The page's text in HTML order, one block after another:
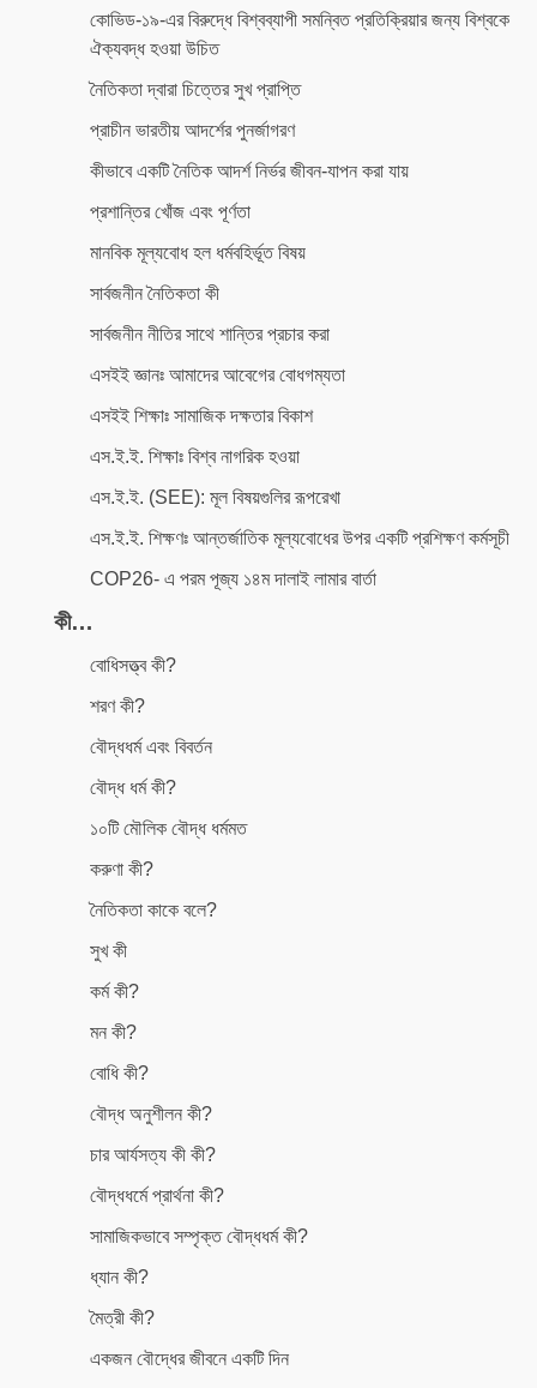
কোভিড-১৯-এর বিরুদ্ধে বিশ্বব্যাপী সমন্বিত প্রতিক্রিয়ার জন্য বিশ্বকে
ঐক্যবদ্ধ হওয়া উচিত
নৈতিকতা দ্বারা চিত্তের সুখ প্রাপ্তি
প্রাচীন ভারতীয় আদর্শের পুনর্জাগরণ
কীভাবে একটি নৈতিক আদর্শ নির্ভর জীবন-যাপন করা যায়
প্রশান্তির খোঁজ এবং পূর্ণতা
মানবিক মূল্যবোধ হল ধর্মবহির্ভূত বিষয়
সার্বজনীন নৈতিকতা কী
সার্বজনীন নীতির সাথে শান্তির প্রচার করা
এসইই জ্ঞানঃ আমাদের আবেগের বোধগম্যতা
এসইই শিক্ষাঃ সামাজিক দক্ষতার বিকাশ
এস.ই.ই. শিক্ষাঃ বিশ্ব নাগরিক হওয়া
এস.ই.ই. (SEE): মূল বিষয়গুলির রূপরেখা
এস.ই.ই. শিক্ষণঃ আন্তর্জাতিক মূল্যবোধের উপর একটি প্রশিক্ষণ কর্মসূচী
COP26- এ পরম পূজ্য ১৪ম দালাই লামার বার্তা
কী…
বোধিসত্ত্ব কী?
শরণ কী?
বৌদ্ধধর্ম এবং বিবর্তন
বৌদ্ধ ধর্ম কী?
১০টি মৌলিক বৌদ্ধ ধর্মমত
করুণা কী?
নৈতিকতা কাকে বলে?
সুখ কী
কর্ম কী?
মন কী?
বোধি কী?
বৌদ্ধ অনুশীলন কী?
চার আর্যসত্য কী কী?
বৌদ্ধধর্মে প্রার্থনা কী?
সামাজিকভাবে সম্পৃক্ত বৌদ্ধধর্ম কী?
ধ্যান কী?
মৈত্রী কী?
একজন বৌদ্ধের জীবনে একটি দিন